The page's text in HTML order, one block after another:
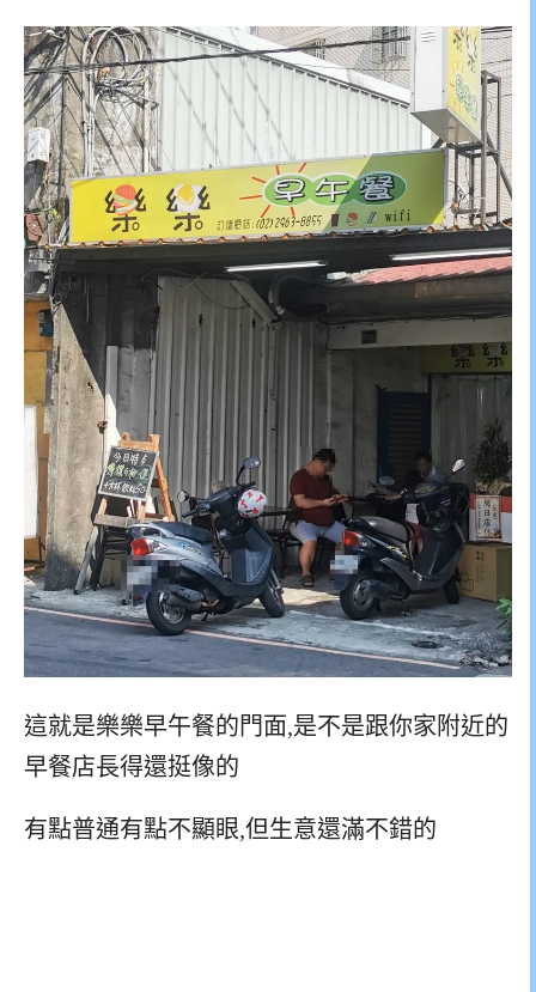
這就是樂樂早午餐的門面,是不是跟你家附近的
早餐店長得還挺像的
有點普通有點不顯眼,但生意還滿不錯的